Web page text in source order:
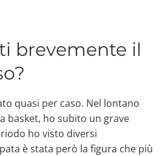
brevemente il
quasi per caso. Nel lontano
basket, ho subito un grave
ho visto diversi
è stata però la figura che più